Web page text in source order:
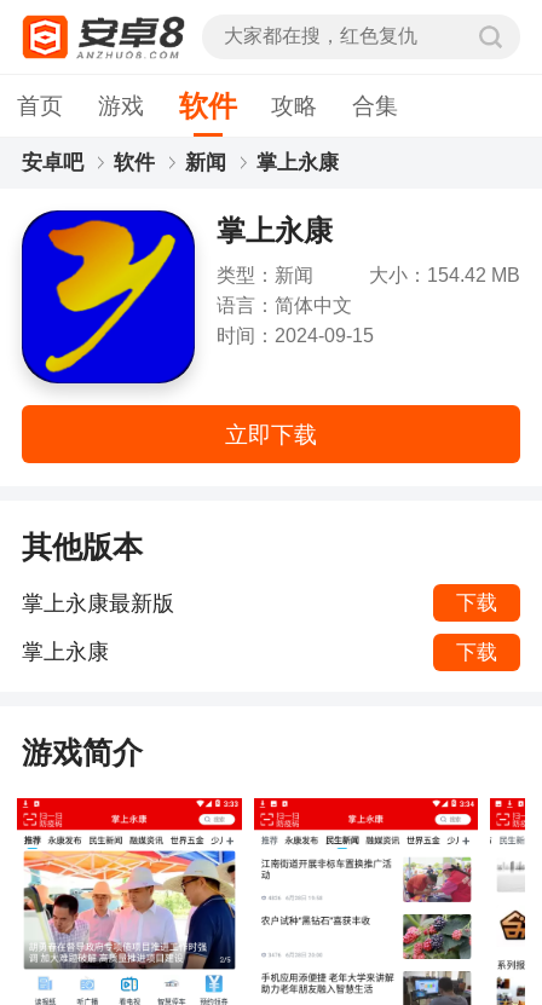
首页 游戏 软件 攻略 合集
安卓吧 软件 新闻 掌上永康
掌上永康
类型：新闻
大小：154.42 MB
语言：简体中文
时间：2024-09-15
立即下载
其他版本
掌上永康最新版 下载
掌上永康 下载
游戏简介